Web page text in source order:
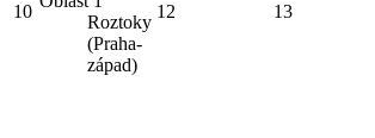
10
Roztoky
(Praha-
západ)
12 13